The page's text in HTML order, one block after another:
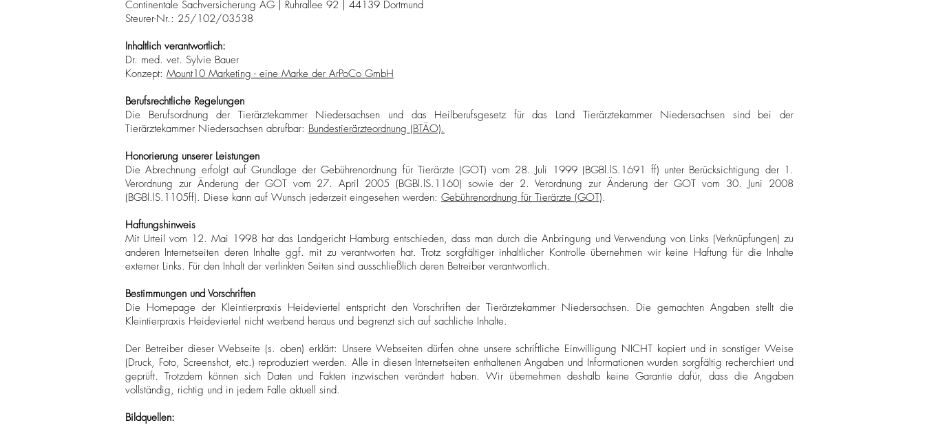
Continentale Sachversicherung AG
| Ruhrallee 92 | 44139 Dortmund
Steurer-Nr.: 25/102/03538
Inhaltlich verantwortlich:
Dr. med. vet. Sylvie Bauer
Konzept: Mount10 Marketing - eine Marke der ArPoCo GmbH
Berufsrechtliche Regelungen
Die Berufsordnung der Tierärztekammer Niedersachsen und das Heilberufsgesetz für das Land Tierärztekammer Niedersachsen sind bei der
Tierärztekammer Niedersachsen abrufbar: Bundestierärzteordnung (BTÄO).
Honorierung unserer Leistungen
Die Abrechnung erfolgt auf Grundlage der Gebührenordnung für Tierärzte (GOT) vom 28. Juli 1999 (BGBl.lS.1691 ff) unter Berücksichtigung der 1.
Verordnung zur Änderung der GOT vom 27. April 2005 (BGBl.lS.1160) sowie der 2. Verordnung zur Änderung der GOT vom 30. Juni 2008
(BGBl.lS.1105ff). Diese kann auf Wunsch jederzeit eingesehen werden: Gebührenordnung für Tierärzte (GOT).
Haftungshinweis
Mit Urteil vom 12. Mai 1998 hat das Landgericht Hamburg entschieden, dass man durch die Anbringung und Verwendung von Links (Verknüpfungen) zu
anderen Internetseiten deren Inhalte ggf. mit zu verantworten hat. Trotz sorgfältiger inhaltlicher Kontrolle übernehmen wir keine Haftung für die Inhalte
externer Links. Für den Inhalt der verlinkten Seiten sind ausschließlich deren Betreiber verantwortlich.
Bestimmungen und Vorschriften
Die Homepage der Kleintierpraxis Heideviertel entspricht den Vorschriften der Tierärztekammer Niedersachsen. Die gemachten Angaben stellt die
Kleintierpraxis Heideviertel nicht werbend heraus und begrenzt sich auf sachliche Inhalte.
Der Betreiber dieser Webseite (s. oben) erklärt: Unsere Webseiten dürfen ohne unsere schriftliche Einwilligung NICHT kopiert und in sonstiger Weise
(Druck, Foto, Screenshot, etc.) reproduziert werden. Alle in diesen Internetseiten enthaltenen Angaben und Informationen wurden sorgfältig recherchiert und
geprüft. Trotzdem können sich Daten und Fakten inzwischen verändert haben. Wir übernehmen deshalb keine Garantie dafür, dass die Angaben
vollständig, richtig und in jedem Falle aktuell sind.
Bildquellen: